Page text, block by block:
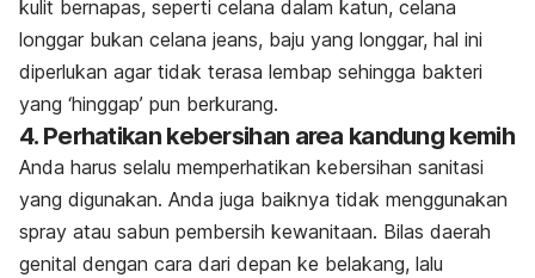
kulit bernapas, seperti celana dalam katun, celana
longgar bukan celana jeans, baju yang longgar, hal ini
diperlukan agar tidak terasa lembap sehingga bakteri
yang ‘hinggap’ pun berkurang.
4. Perhatikan kebersihan area kandung kemih
Anda harus selalu memperhatikan kebersihan sanitasi
yang digunakan. Anda juga baiknya tidak menggunakan
spray atau sabun pembersih kewanitaan. Bilas daerah
genital dengan cara dari depan ke belakang, lalu